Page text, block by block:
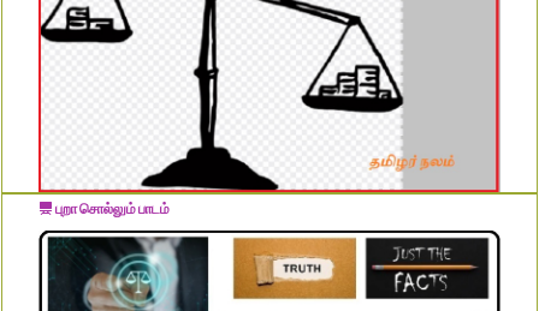
புறா சொல்லும் பாடம்